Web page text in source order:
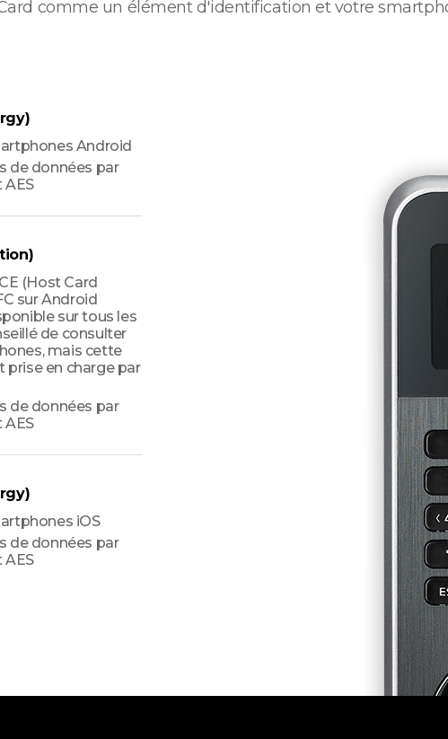
comme un élément d'identification et votre
Android
de données par
(Host Card
sur Android
sur tous les
de consulter
mais cette
en charge par
de données par
iOS
de données par